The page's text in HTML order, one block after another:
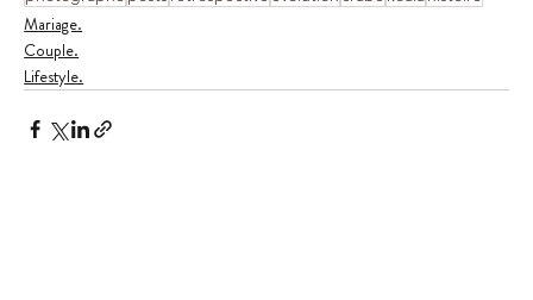
Mariage.
Couple.
Lifestyle.